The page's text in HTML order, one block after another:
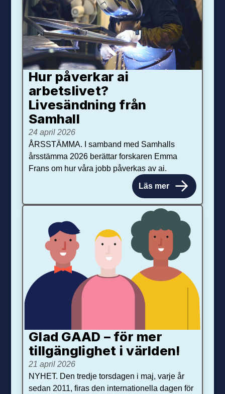
Hur påverkar ai
arbetslivet?
Livesändning från
Samhall
24 april 2026
ÅRSSTÄMMA. I samband med Samhalls
årsstämma 2026 berättar forskaren Emma
Frans om hur våra jobb påverkas av ai.
Läs mer
Glad GAAD – för mer
tillgänglighet i världen!
21 april 2026
NYHET. Den tredje torsdagen i maj, varje år
sedan 2011, firas den internationella dagen för